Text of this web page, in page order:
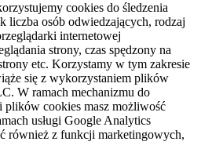
cookies do śledzenia
liczba osób odwiedzających, rodzaj
internetowej
strony, czas spędzony na
etc. Korzystamy w tym zakresie
się z wykorzystaniem plików
W ramach mechanizmu do
plików cookies masz możliwość
usługi Google Analytics
również z funkcji marketingowych,